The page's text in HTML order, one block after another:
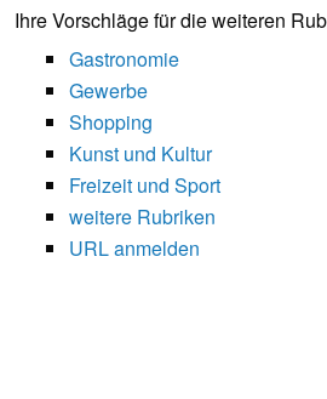
Ihre Vorschläge für die weiteren
Gastronomie
Gewerbe
Shopping
Kunst und Kultur
Freizeit und Sport
weitere Rubriken
URL anmelden